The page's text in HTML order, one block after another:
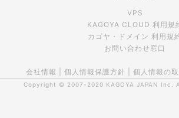
VPS
KAGOYA CLOUD 利用規
カゴヤ・ドメイン 利用規
お問い合わせ窓口
会社情報 個人情報保護方針 個人情報の
Copyright © 2007-2020 KAGOYA JAPAN Inc.